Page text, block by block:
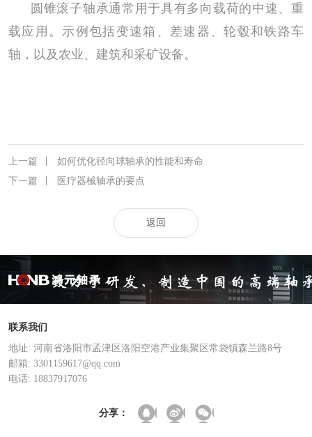
圆锥滚子轴承通常用于具有多向载荷的中速、重
载应用。示例包括变速箱、差速器、轮毂和铁路车
轴，以及农业、建筑和采矿设备。
上一篇
如何优化径向球轴承的性能和寿命
下一篇
医疗器械轴承的要点
返回
联系我们
地址: 河南省洛阳市孟津区洛阳空港产业集聚区常袋镇森兰路8号
邮箱: 3301159617@qq.com
电话: 18837917076
分享：